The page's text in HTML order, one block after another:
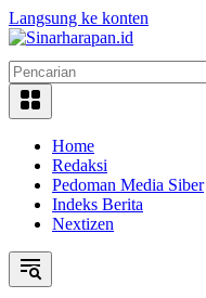
Langsung ke konten
Home
Redaksi
Pedoman Media Siber
Indeks Berita
Nextizen